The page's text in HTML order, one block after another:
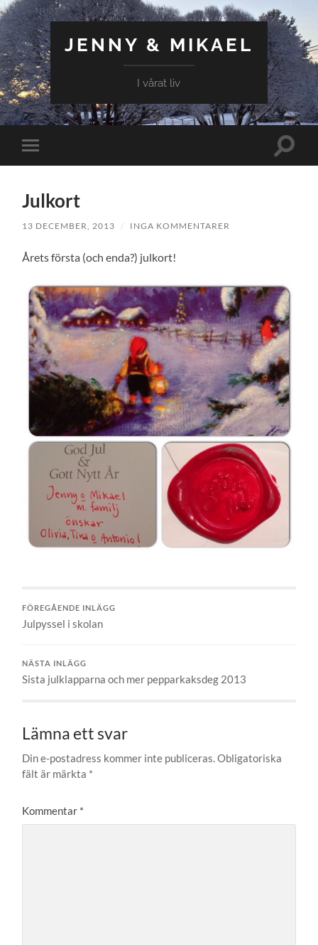
JENNY & MIKAEL
I vårat liv
Slå
på/av
Slå
Julkort
13 DECEMBER, 2013 / INGA KOMMENTARER
Årets första (och enda?) julkort!
FÖREGÅENDE INLÄGG
Julpyssel i skolan
NÄSTA INLÄGG
Sista julklapparna och mer pepparkaksdeg 2013
Lämna ett svar
Din e-postadress kommer inte publiceras.Obligatoriska
fält är märkta *
Kommentar *